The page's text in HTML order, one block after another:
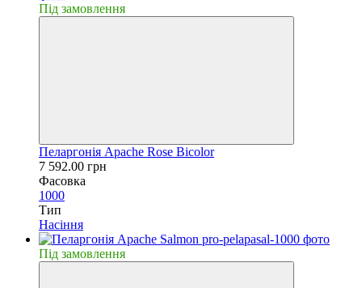
Пiд замовлення
Пеларгонія Apache Rose Bicolor
7 592.00 грн
Фасовка
1000
Тип
Насiння
Пiд замовлення